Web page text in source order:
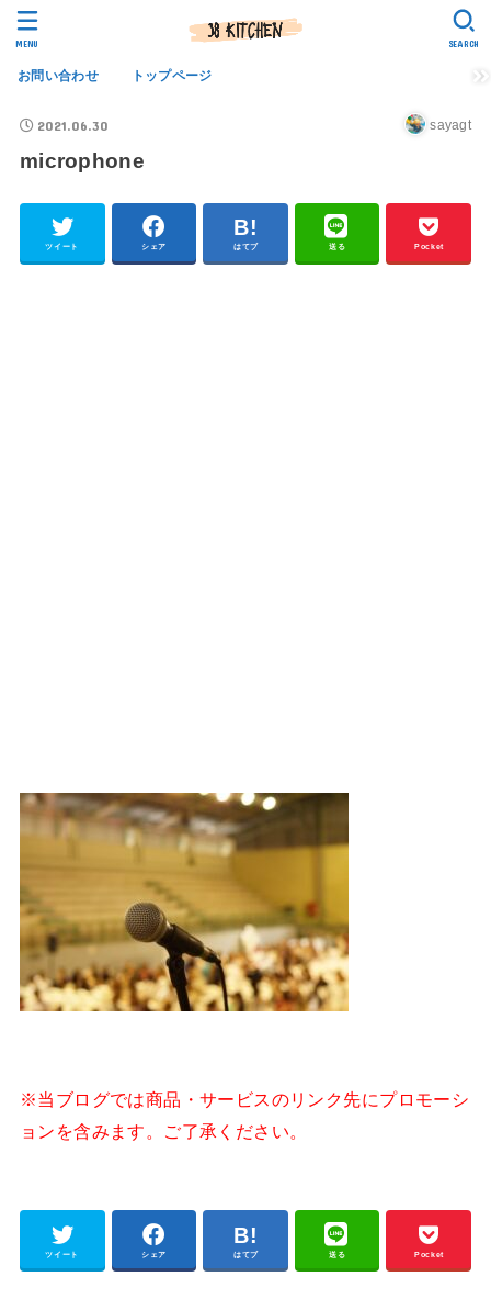
お問い合わせ トップページ
SEARCH
MENU
2021.06.30 sayagt
microphone
ツイート シェア はてブ 送る Pocket
※当ブログでは商品・サービスのリンク先にプロモーシ
ョンを含みます。ご了承ください。
ツイート シェア はてブ 送る Pocket